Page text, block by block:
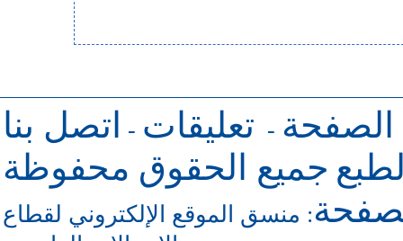
الصفحة - تعليقات -
اتصل بنا
جميع الحقوق محفوظة
: منسق الموقع الإلكتروني لقطاع